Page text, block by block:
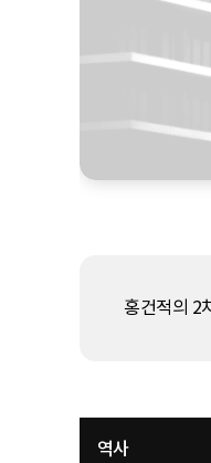
홍건적의 2
역사